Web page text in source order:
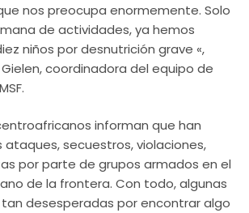
nos preocupa enormemente. Solo
de actividades, ya hemos
niños por desnutrición grave «,
coordinadora del equipo de
informan que han
ataques, secuestros, violaciones,
por parte de grupos armados en el
de la frontera. Con todo, algunas
desesperadas por encontrar algo